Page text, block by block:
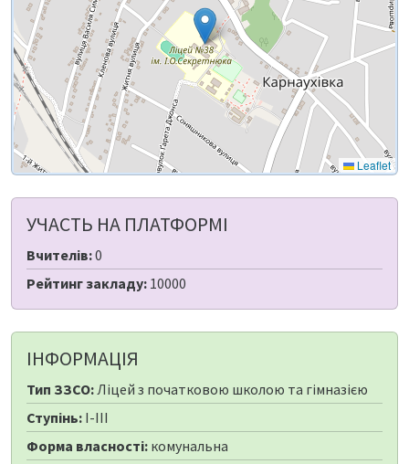
Leaflet
УЧАСТЬ НА ПЛАТФОРМІ
Вчителів:0
Рейтинг закладу: 10000
ІНФОРМАЦІЯ
Тип ЗЗСО:Ліцей з початковою школою та гімназією
Ступінь: I-III
Форма власності: комунальна